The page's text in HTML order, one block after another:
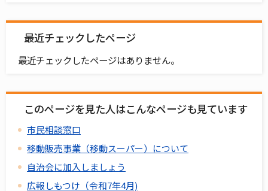
最近チェックしたページ
最近チェックしたページはありません。
このページを見た人はこんなページも見ています
市民相談窓口
移動販売事業（移動スーパー）について
自治会に加入しましょう
広報しもつけ（令和7年4月)